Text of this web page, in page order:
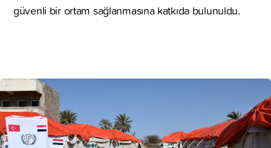
güvenli bir ortam sağlanmasına katkıda bulunuldu.